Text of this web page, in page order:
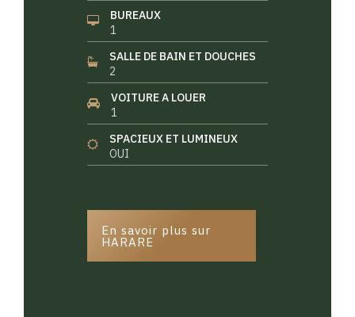
BUREAUX
1
SALLE DE BAIN ET DOUCHES
2
VOITURE A LOUER
1
SPACIEUX ET LUMINEUX
OUI
En savoir plus sur
HARARE